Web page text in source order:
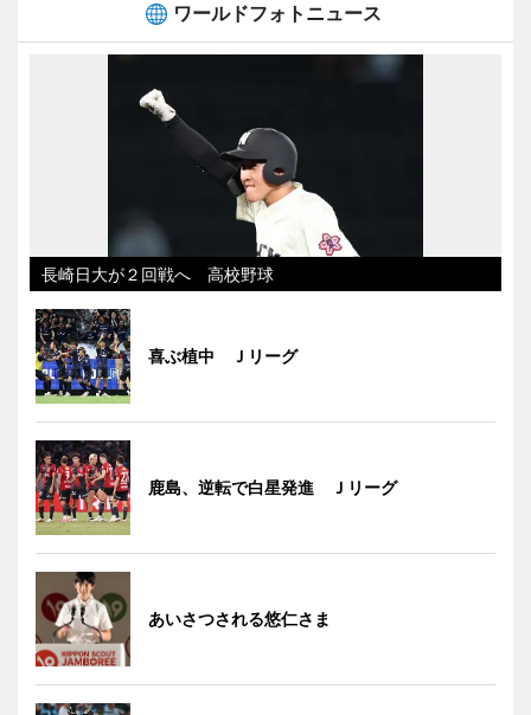
ワールドフォトニュース
長崎日大が２回戦へ 高校野球
喜ぶ植中 Ｊリーグ
鹿島、逆転で白星発進 Ｊリーグ
あいさつされる悠仁さま